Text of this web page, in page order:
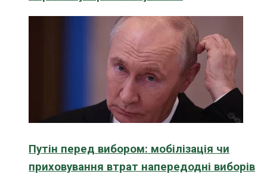
Путін перед вибором: мобілізація чи
приховування втрат напередодні виборів